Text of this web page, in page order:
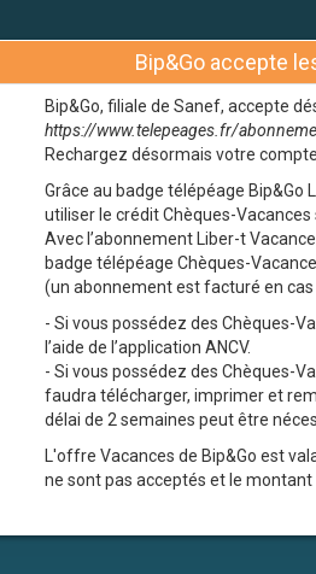
Bip&Go accepte
Bip&Go, filiale de Sanef, accepte
https://www.telepeages.fr/
Rechargez désormais votre
Grâce au badge télépéage Bip&Go
utiliser le crédit Chèques-
Avec l’abonnement Liber-t
badge télépéage Chèques-
(un abonnement est facturé en
- Si vous possédez des Chèques-
l’aide de l’application ANCV.
- Si vous possédez des Chèques-
faudra télécharger, imprimer et
délai de 2 semaines peut être
L'offre Vacances de Bip&Go est
ne sont pas acceptés et le